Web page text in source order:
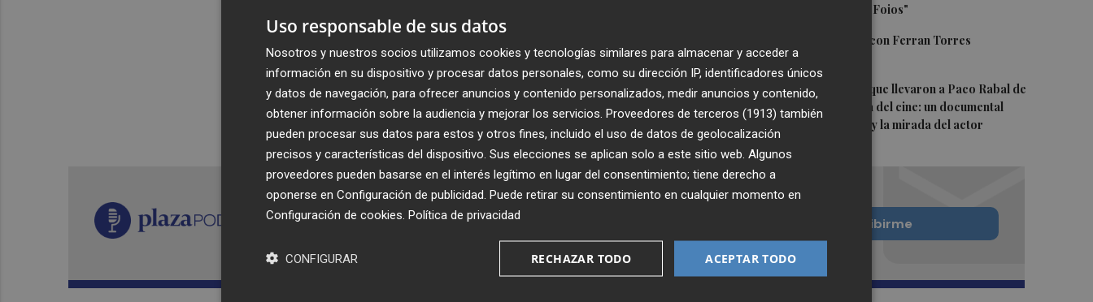
digo que soy de Foios"
Foios se vuelca con Ferran Torres
5Las '200 vidas' que llevaron a Paco Rabal de
Águilas a la cima del cine: un documental
recupera la voz y la mirada del actor
Recibe toda la actualidad de
Plaza Podcast en tu correo
Quiero suscribirme
Uso responsable de sus datos
Nosotros y nuestros socios utilizamos cookies y tecnologías similares para almacenar y acceder a
información en su dispositivo y procesar datos personales, como su dirección IP, identificadores únicos
y datos de navegación, para ofrecer anuncios y contenido personalizados, medir anuncios y contenido,
obtener información sobre la audiencia y mejorar los servicios. Proveedores de terceros (1913) también
pueden procesar sus datos para estos y otros fines, incluido el uso de datos de geolocalización
precisos y características del dispositivo. Sus elecciones se aplican solo a este sitio web. Algunos
proveedores pueden basarse en el interés legítimo en lugar del consentimiento; tiene derecho a
oponerse en Configuración de publicidad . Puede retirar su consentimiento en cualquier momento en
Configuración de cookies Política de privacidad
ACEPTAR TODO
RECHAZAR TODO
CONFIGURAR